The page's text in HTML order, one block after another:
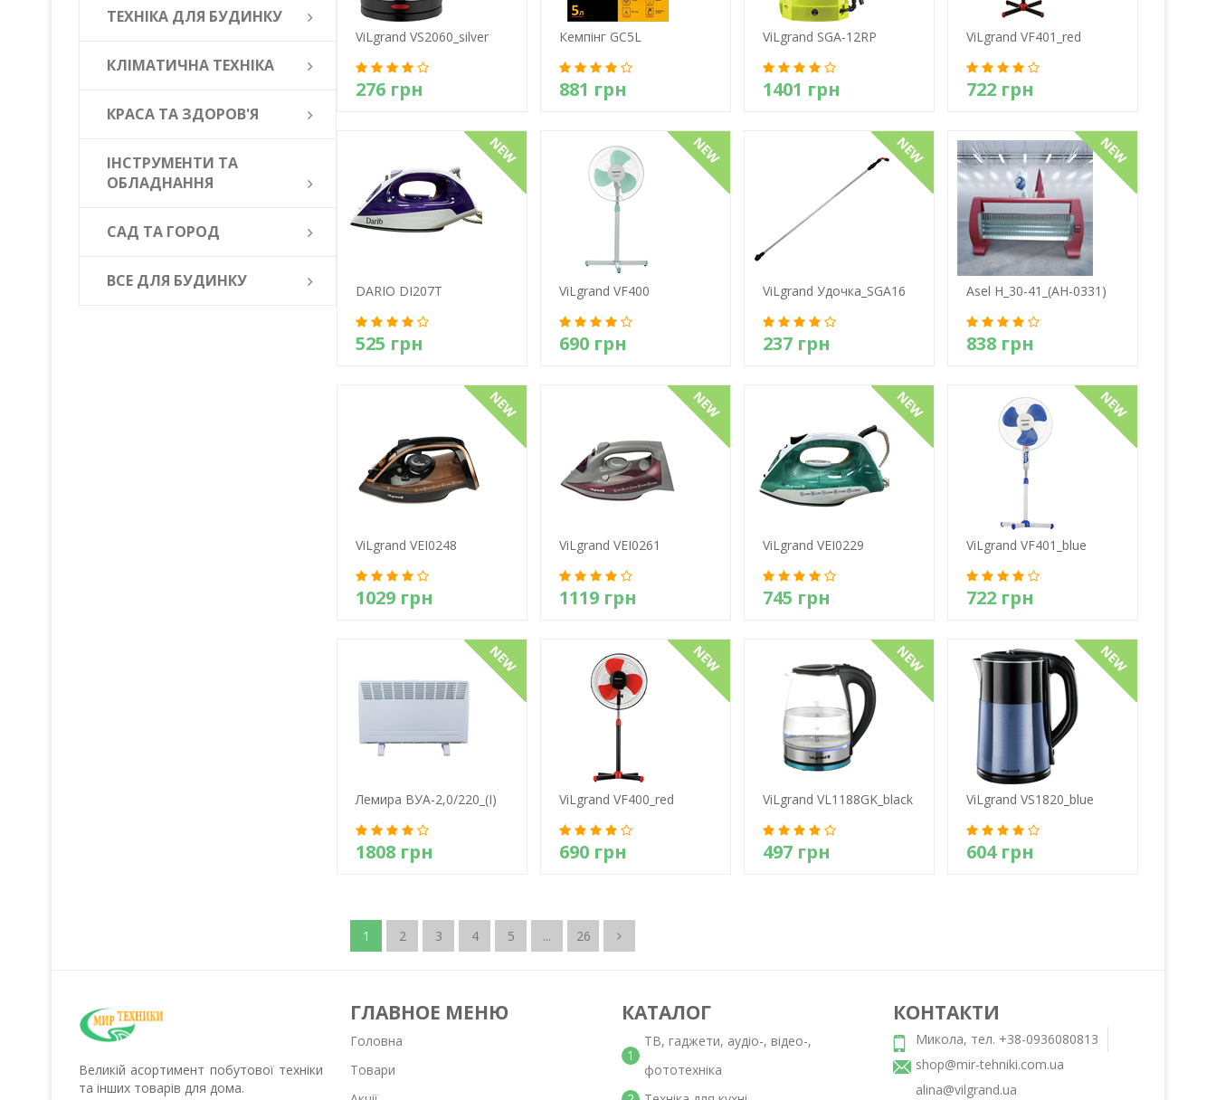
ТЕХНІКА ДЛЯ БУДИНКУ
КЛІМАТИЧНА ТЕХНІКА
КРАСА ТА ЗДОРОВ'Я
ІНСТРУМЕНТИ ТА
ОБЛАДНАННЯ
САД ТА ГОРОД
ВСЕ ДЛЯ БУДИНКУ
ViLgrand VS2060_silver
276 грн
Детально
Кемпінг GC5L
881 грн
Детально
ViLgrand SGA-12RP
1401 грн
Детально
ViLgrand VF401_red
722 грн
Детально
DARIO DI207T
525 грн
Детально
ViLgrand VF400
690 грн
Детально
ViLgrand Удочка_SGA16
237 грн
Детально
Asel H_30-41_(AH-0331)
838 грн
Детально
ViLgrand VEI0248
1029 грн
Детально
ViLgrand VEI0261
1119 грн
Детально
ViLgrand VEI0229
745 грн
Детально
ViLgrand VF401_blue
722 грн
Детально
Лемира ВУА-2,0/220_(і)
1808 грн
ViLgrand VF400_red
690 грн
ViLgrand VL1188GK_black
497 грн
ViLgrand VS1820_blue
604 грн
1 2 3 4 5 ... 26
Великій асортимент побутової техніки
та інших товарів для дома.
ГЛАВНОЕ МЕНЮ
Головна
Товари
КАТАЛОГ
ТВ, гаджети, аудіо-, відео-,
фототехніка
1
КОНТАКТИ
Микола, тел. +38-0936080813
shop@mir-tehniki.com.ua
alina@vilgrand.ua